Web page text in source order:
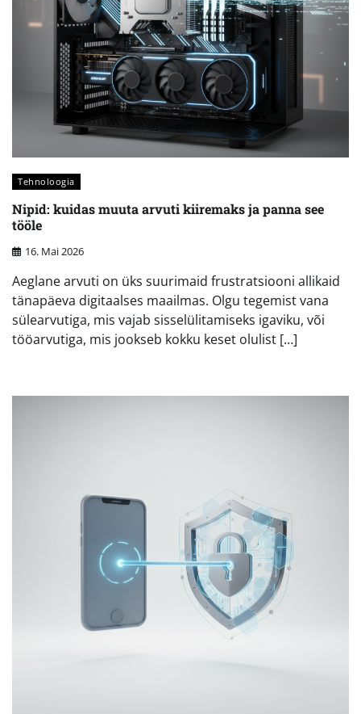
Tehnoloogia
Nipid: kuidas muuta arvuti kiiremaks ja panna see
tööle
16. Mai 2026
Aeglane arvuti on üks suurimaid frustratsiooni allikaid
tänapäeva digitaalses maailmas. Olgu tegemist vana
sülearvutiga, mis vajab sisselülitamiseks igaviku, või
tööarvutiga, mis jookseb kokku keset olulist […]